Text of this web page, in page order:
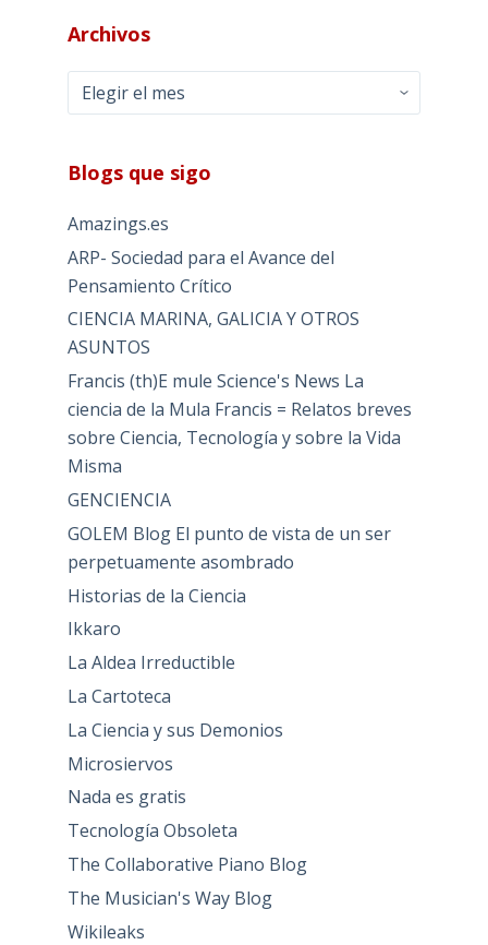
Archivos
Archivos
Blogs que sigo
Amazings.es
ARP- Sociedad para el Avance del
Pensamiento Crítico
CIENCIA MARINA, GALICIA Y OTROS
ASUNTOS
Francis (th)E mule Science's News La
ciencia de la Mula Francis = Relatos breves
sobre Ciencia, Tecnología y sobre la Vida
Misma
GENCIENCIA
GOLEM Blog El punto de vista de un ser
perpetuamente asombrado
Historias de la Ciencia
Ikkaro
La Aldea Irreductible
La Cartoteca
La Ciencia y sus Demonios
Microsiervos
Nada es gratis
Tecnología Obsoleta
The Collaborative Piano Blog
The Musician's Way Blog
Wikileaks